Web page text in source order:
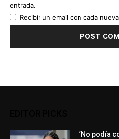
entrada.
Recibir un email con cada
“No podía